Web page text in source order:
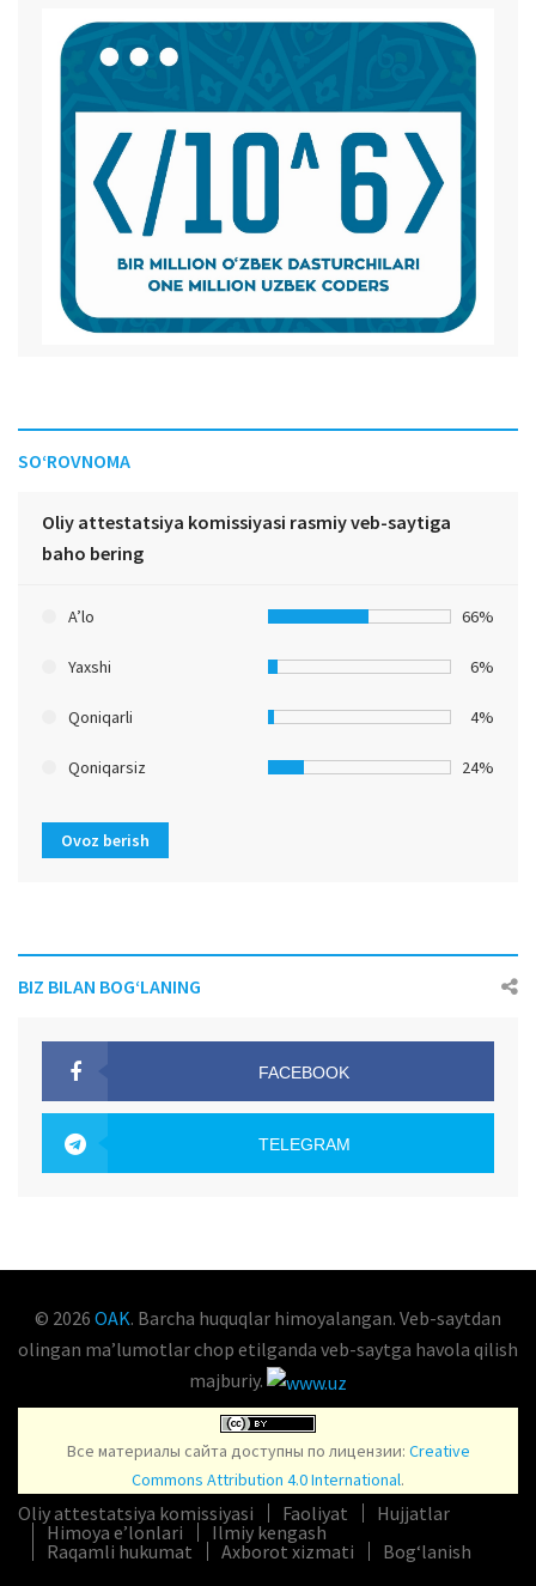
SO‘ROVNOMA
Oliy attestatsiya komissiyasi rasmiy veb-saytiga
baho bering
A’lo 66%
Yaxshi 6%
Qoniqarli 4%
Qoniqarsiz 24%
Ovoz berish
BIZ BILAN BOG‘LANING
FACEBOOK
TELEGRAM
© 2026 OAK. Barcha huquqlar himoyalangan. Veb-saytdan
olingan maʼlumotlar chop etilganda veb-saytga havola qilish
majburiy.
Все материалы сайта доступны по лицензии: Creative
Commons Attribution 4.0 International.
Oliy attestatsiya komissiyasi Faoliyat
Hujjatlar
Himoya e’lonlari
Ilmiy kengash
Raqamli hukumat
Axborot xizmati Bog‘lanish